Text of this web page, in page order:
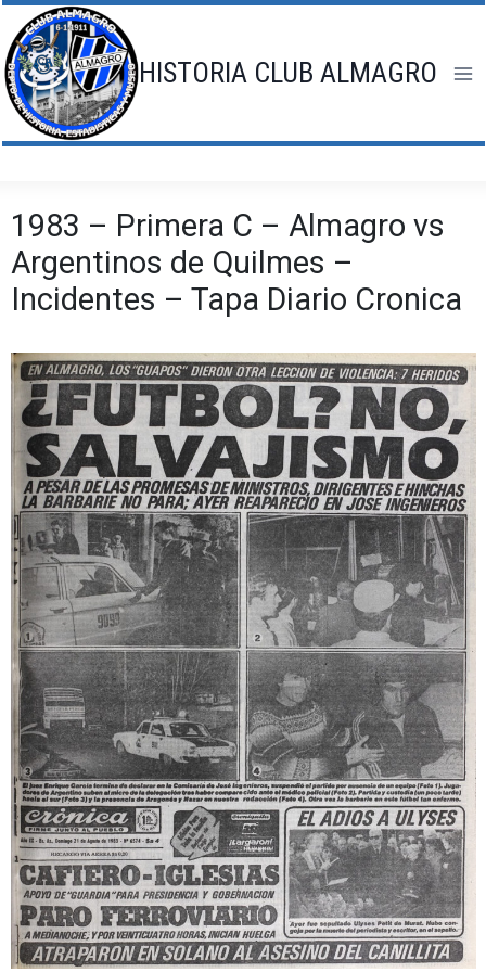
Saltar
al
contenido
HISTORIA CLUB ALMAGRO
1983 – Primera C – Almagro vs
Argentinos de Quilmes –
Incidentes – Tapa Diario Cronica